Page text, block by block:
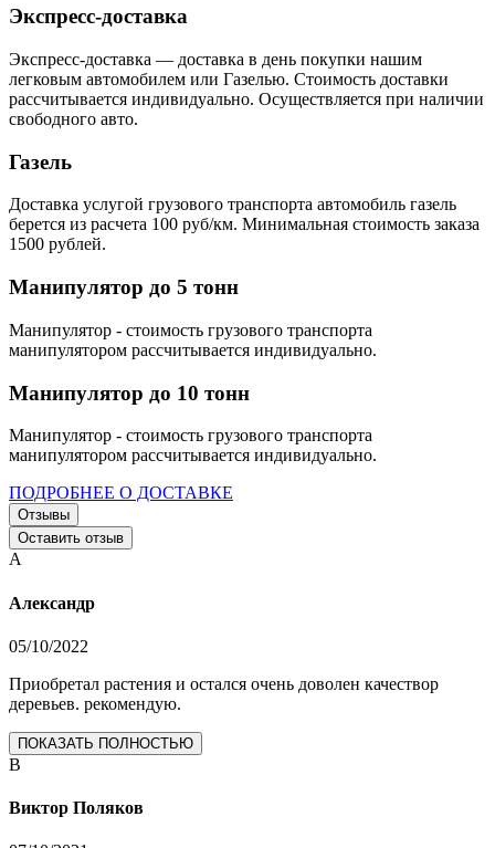
Экспресс-доставка
Экспресс-доставка — доставка в день покупки нашим
легковым автомобилем или Газелью. Стоимость доставки
рассчитывается индивидуально. Осуществляется при наличии
свободного авто.
Газель
Доставка услугой грузового транспорта автомобиль газель
берется из расчета 100 руб/км. Минимальная стоимость заказа
1500 рублей.
Манипулятор до 5 тонн
Манипулятор - стоимость грузового транспорта
манипулятором рассчитывается индивидуально.
Манипулятор до 10 тонн
Манипулятор - стоимость грузового транспорта
манипулятором рассчитывается индивидуально.
ПОДРОБНЕЕ О ДОСТАВКЕ
Отзывы
Оставить отзыв
А
Александр
05/10/2022
Приобретал растения и остался очень доволен качествор
деревьев. рекомендую.
ПОКАЗАТЬ ПОЛНОСТЬЮ
В
Виктор Поляков